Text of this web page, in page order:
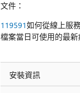
文件：
119591如何從線上服
檔案當日可使用的最
安裝資訊